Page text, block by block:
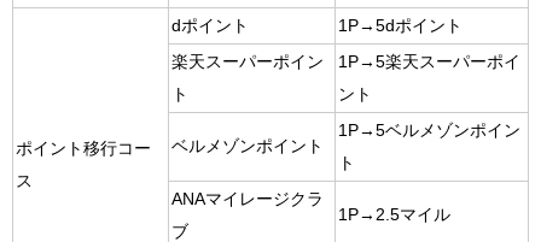
ポイント移行コー
ス
dポイント
1P→5dポイント
楽天スーパーポイン
ト
1P→5楽天スーパーポイ
ント
ベルメゾンポイント
1P→5ベルメゾンポイン
ト
ANAマイレージクラ
ブ
1P→2.5マイル